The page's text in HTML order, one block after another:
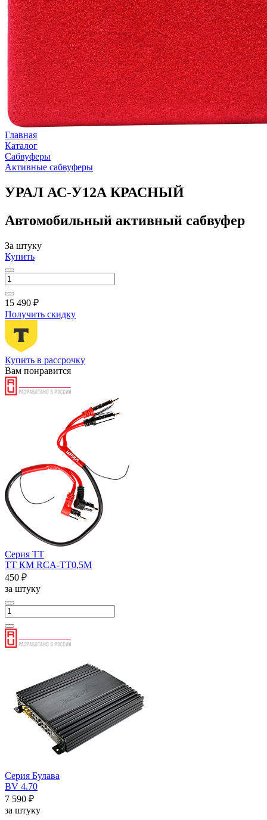
Главная
Каталог
Сабвуферы
Активные сабвуферы
УРАЛ АС-У12А КРАСНЫЙ
Автомобильный активный сабвуфер
За штуку
Купить
15 490 ₽
Получить скидку
Купить в рассрочку
Вам понравится
Серия ТТ
ТТ КМ RCA-ТТ0,5М
450 ₽
за штуку
Серия Булава
BV 4.70
7 590 ₽
за штуку